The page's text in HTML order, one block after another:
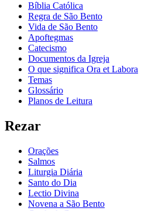
Bíblia Católica
Regra de São Bento
Vida de São Bento
Apoftegmas
Catecismo
Documentos da Igreja
O que significa Ora et Labora
Temas
Glossário
Planos de Leitura
Rezar
Orações
Salmos
Liturgia Diária
Santo do Dia
Lectio Divina
Novena a São Bento